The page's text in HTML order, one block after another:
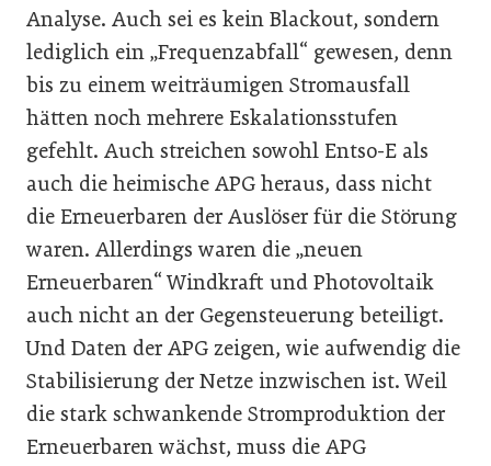
Analyse. Auch sei es kein Blackout, sondern
lediglich ein „Frequenzabfall“ gewesen, denn
bis zu einem weiträumigen Stromausfall
hätten noch mehrere Eskalationsstufen
gefehlt. Auch streichen sowohl Entso-E als
auch die heimische APG heraus, dass nicht
die Erneuerbaren der Auslöser für die Störung
waren. Allerdings waren die „neuen
Erneuerbaren“ Windkraft und Photovoltaik
auch nicht an der Gegensteuerung beteiligt.
Und Daten der APG zeigen, wie aufwendig die
Stabilisierung der Netze inzwischen ist. Weil
die stark schwankende Stromproduktion der
Erneuerbaren wächst, muss die APG